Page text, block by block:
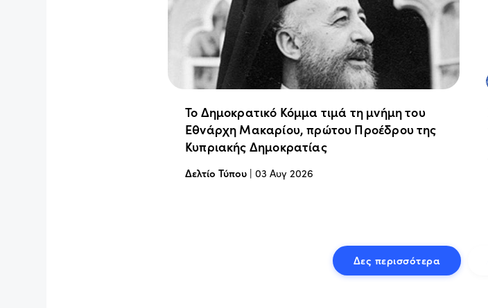
Το Δημοκρατικό Κόμμα τιμά τη μνήμη του
Εθνάρχη Μακαρίου, πρώτου Προέδρου της
Κυπριακής Δημοκρατίας
Δελτίο Τύπου | 03 Αυγ 2026
Δες περισσότερα